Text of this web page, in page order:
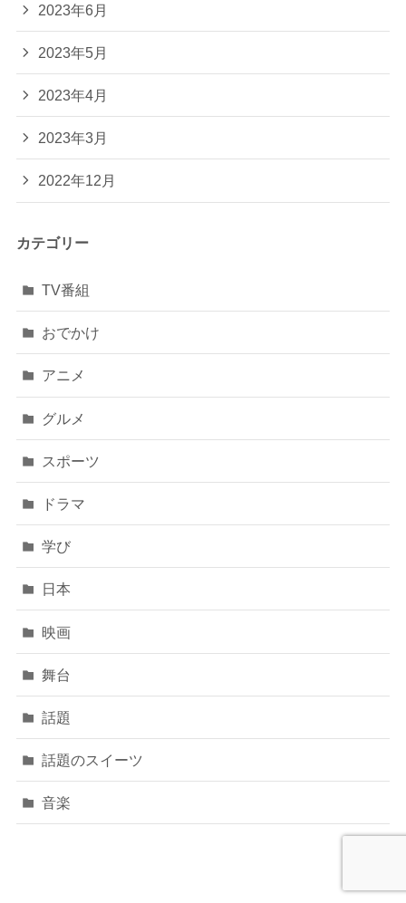
2023年6月
2023年5月
2023年4月
2023年3月
2022年12月
カテゴリー
TV番組
おでかけ
アニメ
グルメ
スポーツ
ドラマ
学び
日本
映画
舞台
話題
話題のスイーツ
音楽